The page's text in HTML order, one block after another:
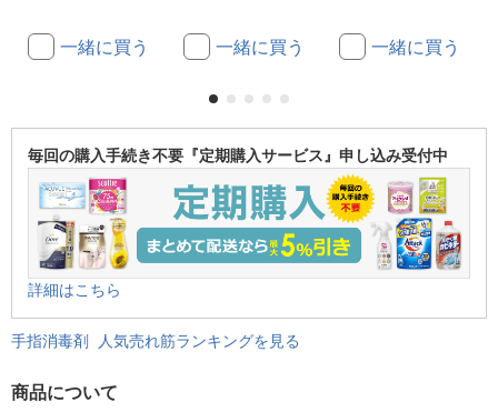
一緒に買う 一緒に買う 一緒に買う
毎回の購入手続き不要『定期購入サービス』申し込み受付中
詳細はこちら
手指消毒剤 人気売れ筋ランキングを見る
商品について